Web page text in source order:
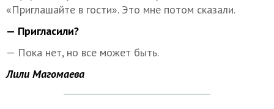
«Приглашайте в гости». Это мне потом сказали.
— Пригласили?
— Пока нет, но все может быть.
Лили Магомаева